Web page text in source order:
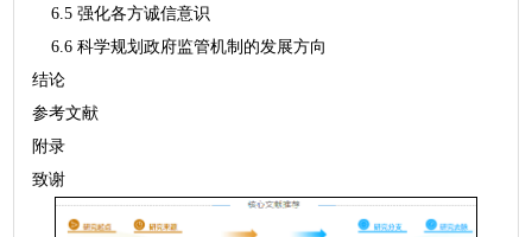
6.5 强化各方诚信意识
6.6 科学规划政府监管机制的发展方向
结论
参考文献
附录
致谢